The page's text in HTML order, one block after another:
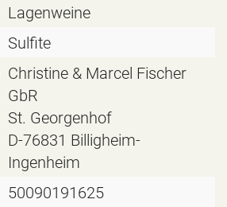
Lagenweine
Sulfite
Christine & Marcel Fischer
GbR
St. Georgenhof
D-76831 Billigheim-
Ingenheim
50090191625